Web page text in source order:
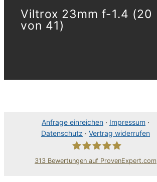
Viltrox 23mm f-1.4 (20
von 41)
Anfrage einreichen · Impressum ·
Datenschutz · Vertrag widerrufen
313 Bewertungen auf ProvenExpert.com